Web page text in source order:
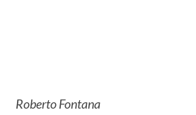
Roberto Fontana